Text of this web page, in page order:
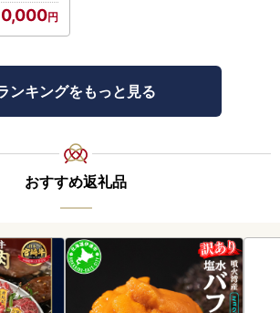
ンキングをもっと見る
おすすめ返礼品